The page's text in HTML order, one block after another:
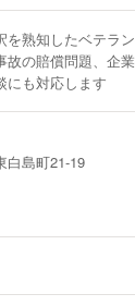
を熟知したベテラ
故の賠償問題、企
にも対応します
白島町21-19